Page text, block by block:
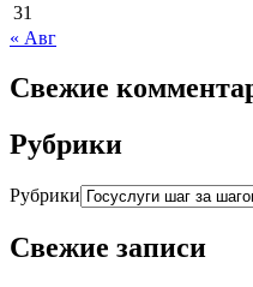
31
« Авг
Свежие
Рубрики
Рубрики
Свежие записи